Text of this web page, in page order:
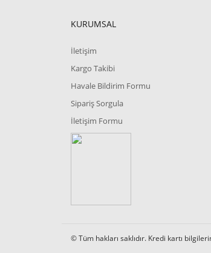
KURUMSAL
İletişim
Kargo Takibi
Havale Bildirim Formu
Sipariş Sorgula
İletişim Formu
© Tüm hakları saklıdır. Kredi kartı